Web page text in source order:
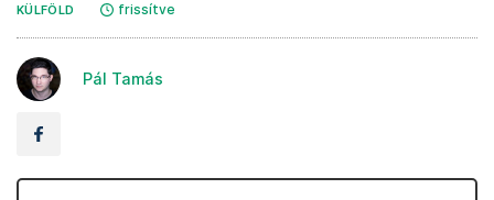
KÜLFÖLD frissítve
Pál Tamás